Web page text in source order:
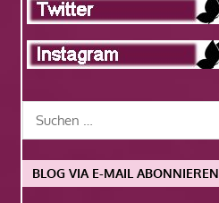
BLOG VIA E-MAIL ABONNIEREN